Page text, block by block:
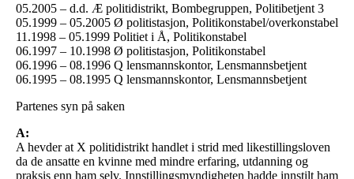
05.2005 – d.d. Æ politidistrikt, Bombegruppen, Politibetjent 3
05.1999 – 05.2005 Ø politistasjon, Politikonstabel/overkonstabel
11.1998 – 05.1999 Politiet i Å, Politikonstabel
06.1997 – 10.1998 Ø politistasjon, Politikonstabel
06.1996 – 08.1996 Q lensmannskontor, Lensmannsbetjent
06.1995 – 08.1995 Q lensmannskontor, Lensmannsbetjent
Partenes syn på saken
A:
A hevder at X politidistrikt handlet i strid med likestillingsloven
da de ansatte en kvinne med mindre erfaring, utdanning og
praksis enn ham selv. Innstillingsmyndigheten hadde innstilt ham